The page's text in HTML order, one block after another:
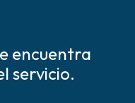
encuentra
servicio.